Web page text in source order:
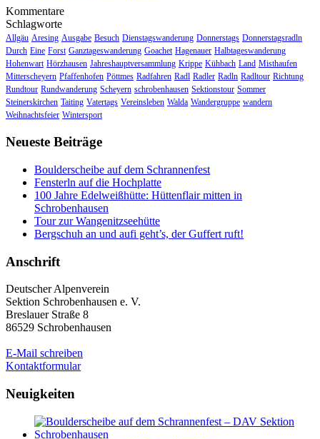
Kommentare
Schlagworte
Allgäu Aresing Ausgabe Besuch Dienstagswanderung Donnerstags Donnerstagsradln
Durch Eine Forst Ganztageswanderung Goachet Hagenauer Halbtageswanderung
Hohenwart Hörzhausen Jahreshauptversammlung Krippe Kühbach Land Misthaufen
Mitterscheyern Pfaffenhofen Pöttmes Radfahren Radl Radler Radln Radltour Richtung
Rundtour Rundwanderung Scheyern schrobenhausen Sektionstour Sommer
Steinerskirchen Taiting Vatertags Vereinsleben Walda Wandergruppe wandern
Weihnachtsfeier Wintersport
Neueste Beiträge
Boulderscheibe auf dem Schrannenfest
Fensterln auf die Hochplatte
100 Jahre Edelweißhütte: Hüttenflair mitten in
Schrobenhausen
Tour zur Wangenitzseehütte
Bergschuh an und aufi geht’s, der Guffert ruft!
Anschrift
Deutscher Alpenverein
Sektion Schrobenhausen e. V.
Breslauer Straße 8
86529 Schrobenhausen
E-Mail schreiben
Kontaktformular
Neuigkeiten